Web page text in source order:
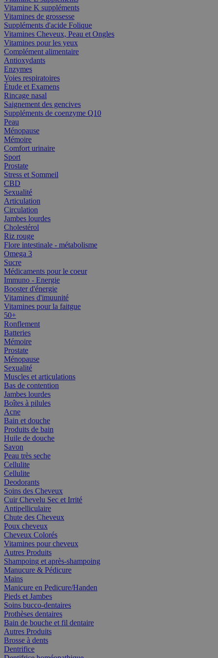
Vitamine K suppléments
Vitamines de grossesse
Suppléments d'acide Folique
Vitamines Cheveux, Peau et Ongles
Vitamines pour les yeux
Complément alimentaire
Antioxydants
Enzymes
Voies respiratoires
Étude et Examens
Rincage nasal
Saignement des gencives
Suppléments de coenzyme Q10
Peau
Ménopause
Mémoire
Comfort urinaire
Sport
Prostate
Stress et Sommeil
CBD
Sexualité
Articulation
Circulation
Jambes lourdes
Cholestérol
Riz rouge
Flore intestinale - métabolisme
Omega 3
Sucre
Médicaments pour le coeur
Immuno - Energie
Booster d'énergie
Vitamines d'imuunité
Vitamines pour la faitgue
50+
Ronflement
Batteries
Mémoire
Prostate
Ménopause
Sexualité
Muscles et articulations
Bas de contention
Jambes lourdes
Boîtes à pilules
Acne
Bain et douche
Produits de bain
Huile de douche
Savon
Peau très seche
Cellulite
Cellulite
Deodorants
Soins des Cheveux
Cuir Chevelu Sec et Irrité
Antipelliculaire
Chute des Cheveux
Poux cheveux
Cheveux Colorés
Vitamines pour cheveux
Autres Produits
Shampoing et après-shampoing
Manucure & Pédicure
Mains
Manicure en Pedicure/Handen
Pieds et Jambes
Soins bucco-dentaires
Prothèses dentaires
Bain de bouche et fil dentaire
Autres Produits
Brosse à dents
Dentrifice